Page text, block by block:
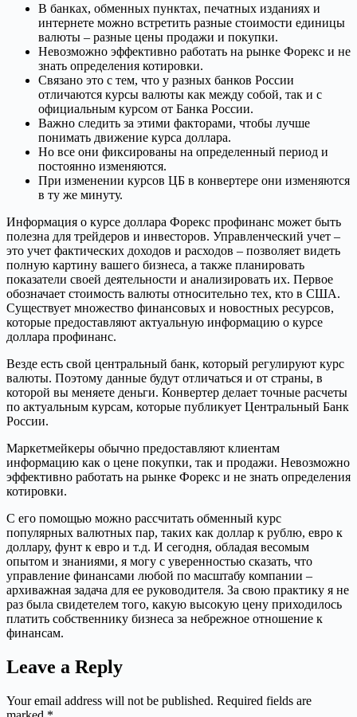
В банках, обменных пунктах, печатных изданиях и
интернете можно встретить разные стоимости единицы
валюты – разные цены продажи и покупки.
Невозможно эффективно работать на рынке Форекс и не
знать определения котировки.
Связано это с тем, что у разных банков России
отличаются курсы валюты как между собой, так и с
официальным курсом от Банка России.
Важно следить за этими факторами, чтобы лучше
понимать движение курса доллара.
Но все они фиксированы на определенный период и
постоянно изменяются.
При изменении курсов ЦБ в конвертере они изменяются
в ту же минуту.
Информация о курсе доллара Форекс профинанс может быть
полезна для трейдеров и инвесторов. Управленческий учет –
это учет фактических доходов и расходов – позволяет видеть
полную картину вашего бизнеса, а также планировать
показатели своей деятельности и анализировать их. Первое
обозначает стоимость валюты относительно тех, кто в США.
Существует множество финансовых и новостных ресурсов,
которые предоставляют актуальную информацию о курсе
доллара профинанс.
Везде есть свой центральный банк, который регулируют курс
валюты. Поэтому данные будут отличаться и от страны, в
которой вы меняете деньги. Конвертер делает точные расчеты
по актуальным курсам, которые публикует Центральный Банк
России.
Маркетмейкеры обычно предоставляют клиентам
информацию как о цене покупки, так и продажи. Невозможно
эффективно работать на рынке Форекс и не знать определения
котировки.
С его помощью можно рассчитать обменный курс
популярных валютных пар, таких как доллар к рублю, евро к
доллару, фунт к евро и т.д. И сегодня, обладая весомым
опытом и знаниями, я могу с уверенностью сказать, что
управление финансами любой по масштабу компании –
архиважная задача для ее руководителя. За свою практику я не
раз была свидетелем того, какую высокую цену приходилось
платить собственнику бизнеса за небрежное отношение к
финансам.
Leave a Reply
Your email address will not be published. Required fields are